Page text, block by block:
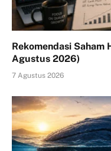
Rekomendasi Saham
Agustus 2026)
7 Agustus 2026